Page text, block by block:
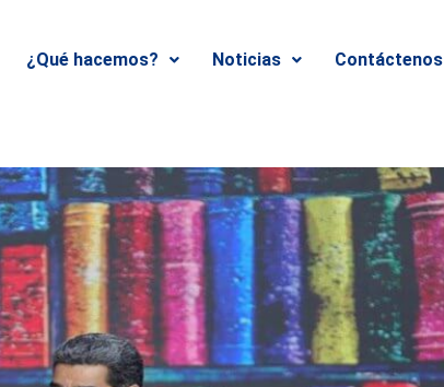
¿Qué hacemos? Noticias Contáctenos